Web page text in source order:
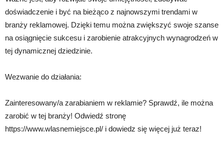
doświadczenie i być na bieżąco z najnowszymi trendami w
branży reklamowej. Dzięki temu można zwiększyć swoje szanse
na osiągnięcie sukcesu i zarobienie atrakcyjnych wynagrodzeń w
tej dynamicznej dziedzinie.
Wezwanie do działania:
Zainteresowany/a zarabianiem w reklamie? Sprawdź, ile można
zarobić w tej branży! Odwiedź stronę
https://www.wlasnemiejsce.pl/ i dowiedz się więcej już teraz!